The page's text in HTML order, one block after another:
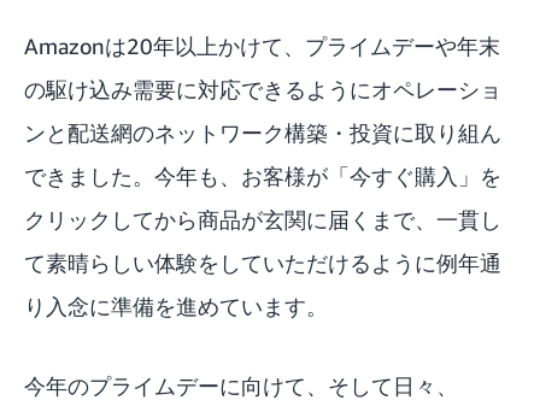
Amazonは20年以上かけて、プライムデーや年末
の駆け込み需要に対応できるようにオペレーショ
ンと配送網のネットワーク構築・投資に取り組ん
できました。今年も、お客様が「今すぐ購入」を
クリックしてから商品が玄関に届くまで、一貫し
て素晴らしい体験をしていただけるように例年通
り入念に準備を進めています。
今年のプライムデーに向けて、そして日々、